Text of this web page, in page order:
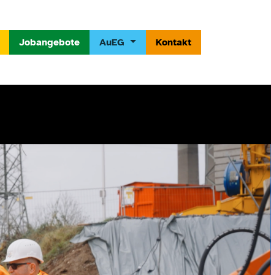
Jobangebote AuEG Kontakt